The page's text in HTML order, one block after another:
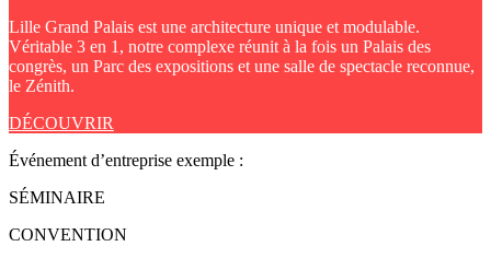
Lille Grand Palais est une architecture unique et modulable.
Véritable 3 en 1, notre complexe réunit à la fois un Palais des
congrès, un Parc des expositions et une salle de spectacle reconnue,
le Zénith.
DÉCOUVRIR
Événement d’entreprise exemple :
SÉMINAIRE
CONVENTION